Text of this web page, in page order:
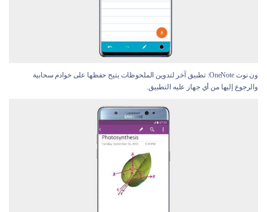
ون نوت OneNote: تطبيق آخر لتدوين الملحوظات يتيح حفظها على خوادم سحابية
والرجوع إليها من أي جهاز عليه التطبيق.